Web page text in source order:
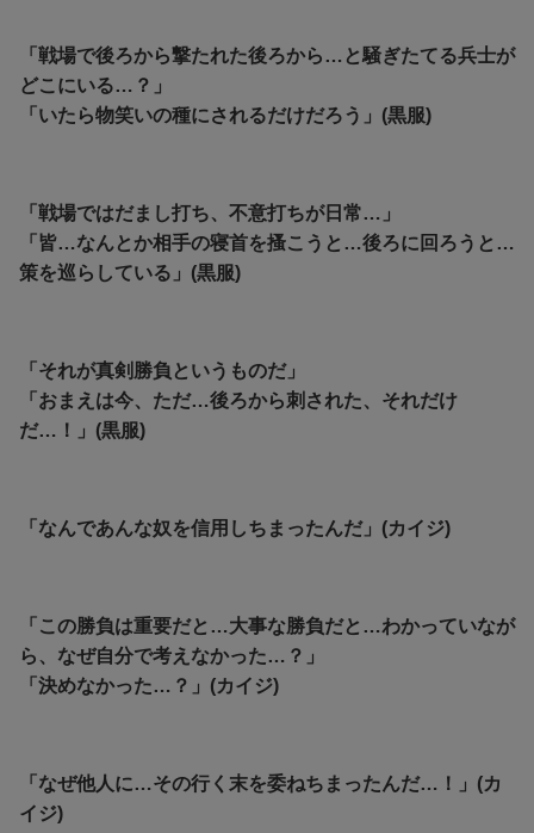
「戦場で後ろから撃たれた後ろから…と騒ぎたてる兵士が
どこにいる…？」
「いたら物笑いの種にされるだけだろう」(黒服)
「戦場ではだまし打ち、不意打ちが日常…」
「皆…なんとか相手の寝首を搔こうと…後ろに回ろうと…
策を巡らしている」(黒服)
「それが真剣勝負というものだ」
「おまえは今、ただ…後ろから刺された、それだけ
だ…！」(黒服)
「なんであんな奴を信用しちまったんだ」(カイジ)
「この勝負は重要だと…大事な勝負だと…わかっていなが
ら、なぜ自分で考えなかった…？」
「決めなかった…？」(カイジ)
「なぜ他人に…その行く末を委ねちまったんだ…！」(カ
イジ)